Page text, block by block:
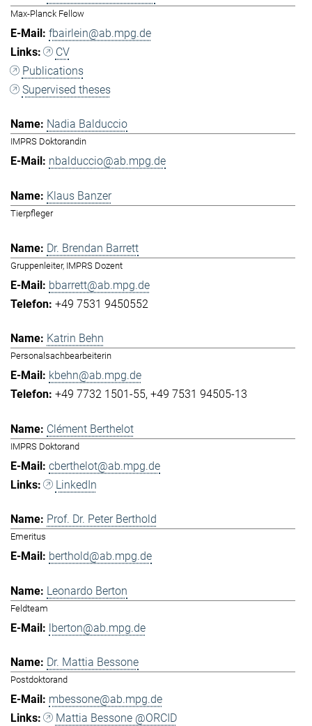
Max-Planck Fellow
fbairlein@ab.mpg.de
CV
Publications
Supervised theses
Nadia Balduccio
IMPRS Doktorandin
nbalduccio@ab.mpg.de
Klaus Banzer
Tierpfleger
Dr. Brendan Barrett
Gruppenleiter, IMPRS Dozent
bbarrett@ab.mpg.de
+49 7531 9450552
Katrin Behn
Personalsachbearbeiterin
kbehn@ab.mpg.de
+49 7732 1501-55 +49 7531 94505-13
Clément Berthelot
IMPRS Doktorand
cberthelot@ab.mpg.de
LinkedIn
Prof. Dr. Peter Berthold
Emeritus
berthold@ab.mpg.de
Leonardo Berton
Feldteam
lberton@ab.mpg.de
Dr. Mattia Bessone
Postdoktorand
mbessone@ab.mpg.de
Mattia Bessone @ORCID